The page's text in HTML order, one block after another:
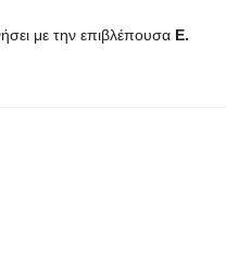
με την επιβλέπουσα Ε.